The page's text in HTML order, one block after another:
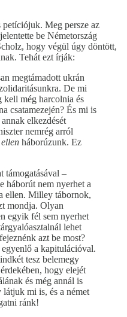
Meg persze az
be Németország
hogy végül úgy döntött,
Tehát ezt írják:
megtámadott ukrán
De mi
kell még harcolnia és
csatamezején? És mi is
elkezdését
nemrég arról
háborúzunk. Ez
–
háborút nem nyerhet a
ellen. Milley tábornok,
mondja. Olyan
egyik fél sem nyerhet
lehet
azt be most?
a kapitulációval.
tesz belemegy
hogy elejét
és még annál is
mi is, és a német
ránk!